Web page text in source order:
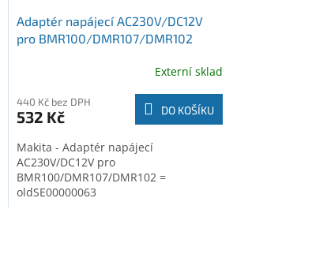
Adaptér napájecí AC230V/DC12V
pro BMR100/DMR107/DMR102
Externí sklad
440 Kč bez DPH
532 Kč DO KOŠÍKU
Makita - Adaptér napájecí
AC230V/DC12V pro
BMR100/DMR107/DMR102 =
oldSE00000063